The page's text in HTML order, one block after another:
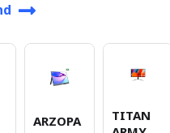
ARZOPA
TITAN